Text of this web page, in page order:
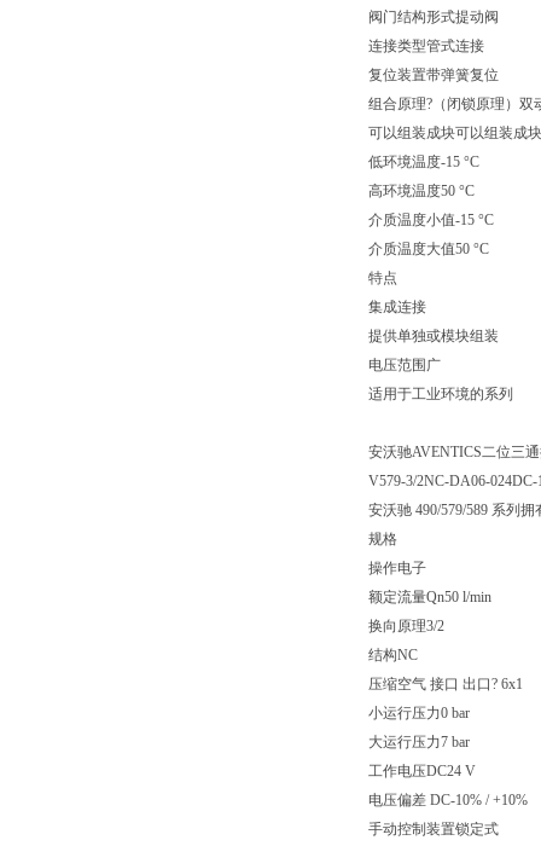
阀门结构形式提动阀
连接类型管式连接
复位装置带弹簧复位
组合原理?（闭锁原理）双
可以组装成块可以组装成块
低环境温度-15 °C
高环境温度50 °C
介质温度小值-15 °C
介质温度大值50 °C
特点
集成连接
提供单独或模块组装
电压范围广
适用于工业环境的系列
安沃驰AVENTICS二位三
V579-3/2NC-DA06-024DC-
安沃驰 490/579/589 系列
规格
操作电子
额定流量Qn50 l/min
换向原理3/2
结构NC
压缩空气 接口 出口? 6x1
小运行压力0 bar
大运行压力7 bar
工作电压DC24 V
电压偏差 DC-10% / +10%
手动控制装置锁定式